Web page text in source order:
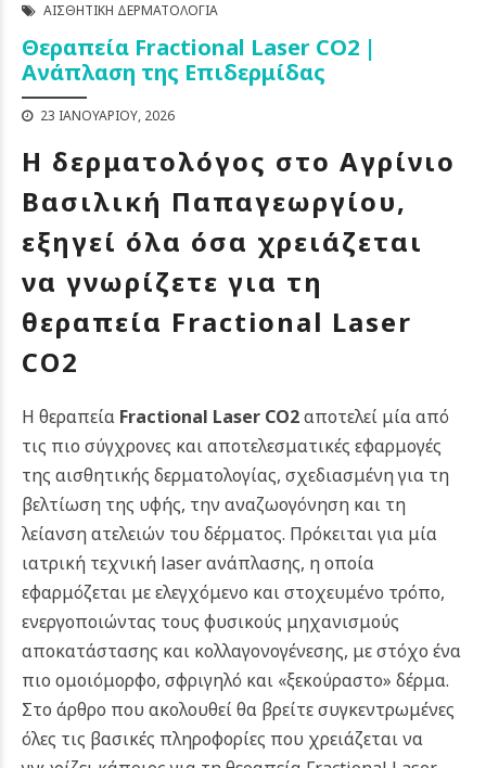
ΑΙΣΘΗΤΙΚΉ ΔΕΡΜΑΤΟΛΟΓΊΑ
Θεραπεία Fractional Laser CO2 |
Ανάπλαση της Επιδερμίδας
23 ΙΑΝΟΥΑΡΊΟΥ, 2026
Η δερματολόγος στο Αγρίνιο
Βασιλική Παπαγεωργίου,
εξηγεί όλα όσα χρειάζεται
να γνωρίζετε για τη
θεραπεία Fractional Laser
CO2
Η θεραπεία Fractional Laser CO2αποτελεί μία από
τις πιο σύγχρονες και αποτελεσματικές εφαρμογές
της αισθητικής δερματολογίας, σχεδιασμένη για τη
βελτίωση της υφής, την αναζωογόνηση και τη
λείανση ατελειών του δέρματος. Πρόκειται για μία
ιατρική τεχνική laser ανάπλασης, η οποία
εφαρμόζεται με ελεγχόμενο και στοχευμένο τρόπο,
ενεργοποιώντας τους φυσικούς μηχανισμούς
αποκατάστασης και κολλαγονογένεσης, με στόχο ένα
πιο ομοιόμορφο, σφριγηλό και «ξεκούραστο» δέρμα.
Στο άρθρο που ακολουθεί θα βρείτε συγκεντρωμένες
όλες τις βασικές πληροφορίες που χρειάζεται να